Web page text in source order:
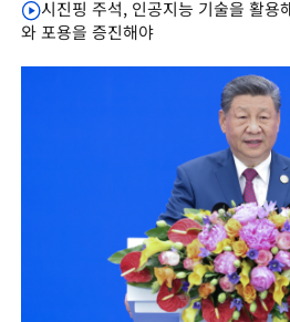
시진핑 주석, 인공지능 기술을 활용
와 포용을 증진해야